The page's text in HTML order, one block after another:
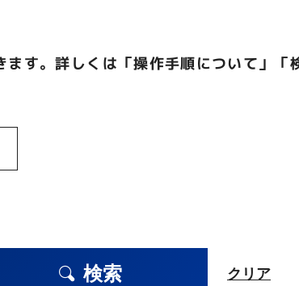
す。詳しくは「操作手順について」
検索 クリア